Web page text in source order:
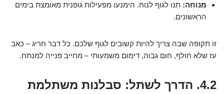
מנוחה: תנו לגוף לנוח. הימנעו מפעילות גופנית מאומצת בימים
הראשונים.
זו תקופה שבה צריך להיות קשובים לגוף שלכם. כל דבר חריג – כאב
עז שלא חולף, חום גבוה, דימום משמעותי – מחייב פנייה למנתח.
4.2. הדרך לשתל: סבלנות משתלמת